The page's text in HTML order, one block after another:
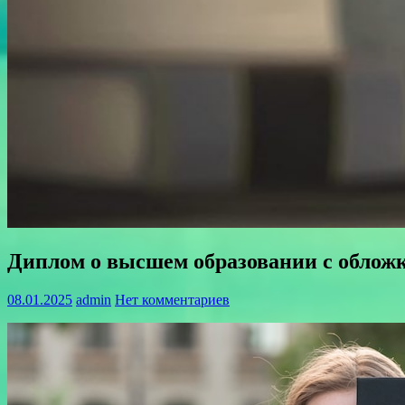
Диплом о высшем образовании с
08.01.2025 admin Нет комментариев